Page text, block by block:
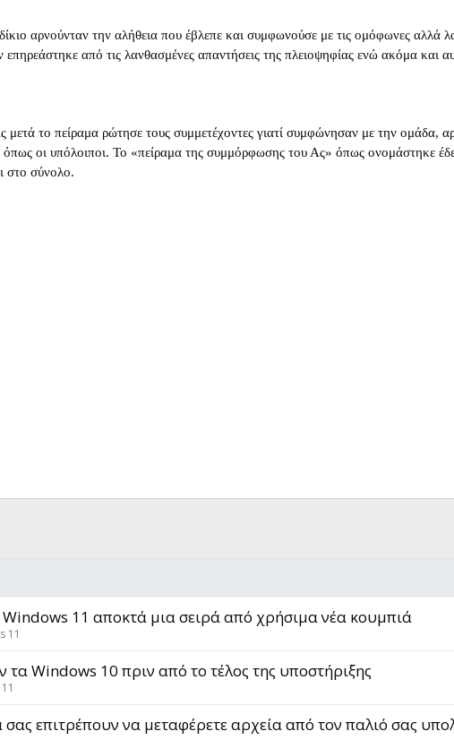
αρνούνταν την αλήθεια που έβλεπε και συμφωνούσε με τις ομόφωνες αλλά
από τις λανθασμένες απαντήσεις της πλειοψηφίας ενώ ακόμα και
μετά το πείραμα ρώτησε τους συμμετέχοντες γιατί συμφώνησαν με την ομάδα,
όπως οι υπόλοιποι. Το «πείραμα της συμμόρφωσης του Ας» όπως ονομάστηκε
στο σύνολο.
11 αποκτά μια σειρά από χρήσιμα νέα κουμπιά
11
τα Windows 10 πριν από το τέλος της υποστήριξης
επιτρέπουν να μεταφέρετε αρχεία από τον παλιό σας